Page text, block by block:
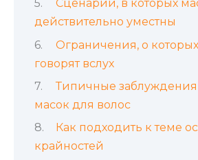
Сценарии, в которых
действительно уместны
Ограничения, о
говорят вслух
Типичные заблуждения
масок для волос
Как подходить к теме
крайностей